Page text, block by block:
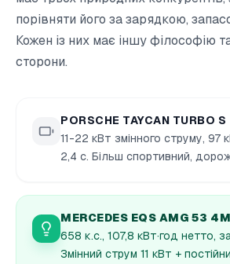
порівняти його за зарядкою,
Кожен із них має іншу філософію
сторони.
PORSCHE TAYCAN TURBO S
11-22 кВт змінного струму, 97
2,4 с. Більш спортивний,
MERCEDES EQS AMG 53
658 к.с., 107,8 кВт·год нетто,
Змінний струм 11 кВт +